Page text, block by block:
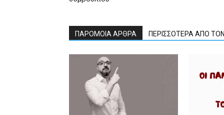
ΠΑΡΟΜΟΙΑ ΑΡΘΡΑ ΠΕΡΙΣΣΟΤΕΡΑ ΑΠΟ